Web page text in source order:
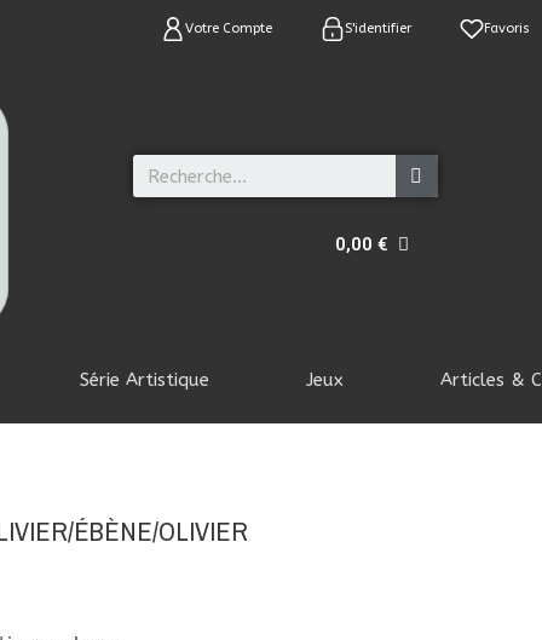
S'identifier
Votre Compte Favoris
0,00 €
Série Artistique Jeux Articles &
ÉBÈNE/OLIVIER